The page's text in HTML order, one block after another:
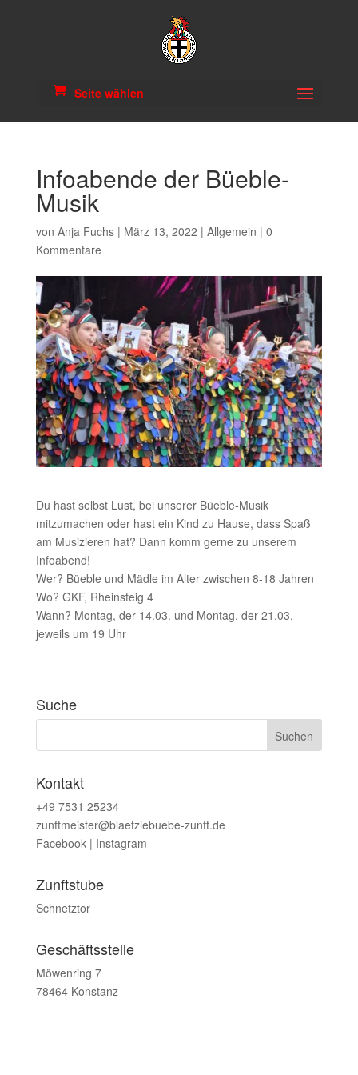
Seite wählen
Infoabende der Büeble-
Musik
von Anja Fuchs| März 13, 2022 | Allgemein | 0
Kommentare
Du hast selbst Lust, bei unserer Büeble-Musik
mitzumachen oder hast ein Kind zu Hause, dass Spaß
am Musizieren hat? Dann komm gerne zu unserem
Infoabend!
Wer? Büeble und Mädle im Alter zwischen 8-18 Jahren
Wo? GKF, Rheinsteig 4
Wann? Montag, der 14.03. und Montag, der 21.03. –
jeweils um 19 Uhr
Suche
Kontakt
+49 7531 25234
zunftmeister@blaetzlebuebe-zunft.de
Facebook| Instagram
Zunftstube
Schnetztor
Geschäftsstelle
Möwenring 7
78464 Konstanz